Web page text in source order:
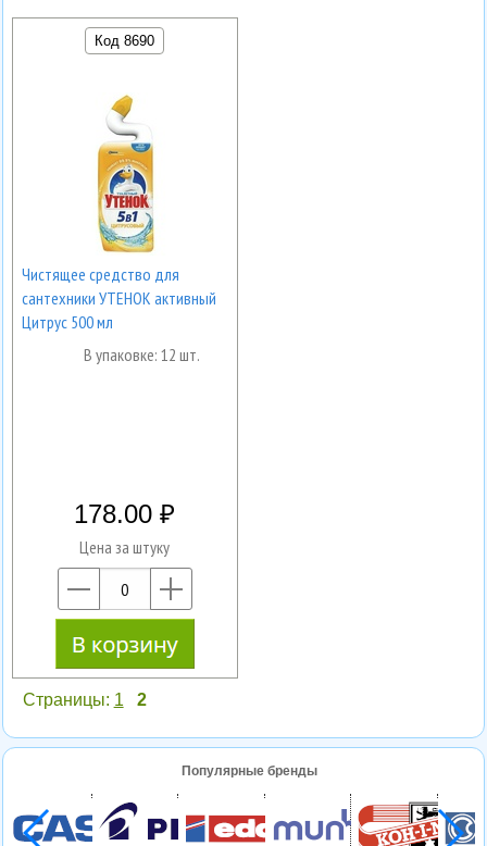
Код 8690
Чистящее средство для
сантехники УТЕНОК активный
Цитрус 500 мл
В упаковке: 12 шт.
178.00
Цена за штуку
—
Страницы: 1 2
Популярные бренды